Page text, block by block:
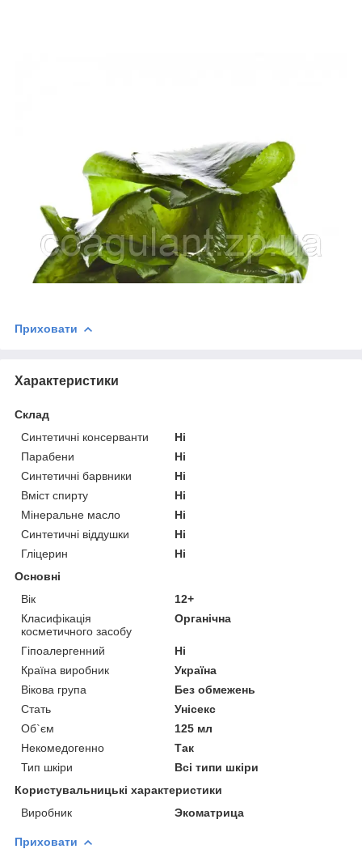
Приховати
Характеристики
Склад
Синтетичні консерванти
Ні
Парабени
Ні
Синтетичні барвники
Ні
Вміст спирту
Ні
Мінеральне масло
Ні
Синтетичні віддушки
Ні
Гліцерин
Ні
Основні
Вік
12+
Класифікація
косметичного засобу
Органічна
Гіпоалергенний
Ні
Країна виробник
Україна
Вікова група
Без обмежень
Стать
Унісекс
Об`єм
125 мл
Некомедогенно
Так
Тип шкіри
Всі типи шкіри
Користувальницькі характеристики
Виробник
Экоматрица
Приховати